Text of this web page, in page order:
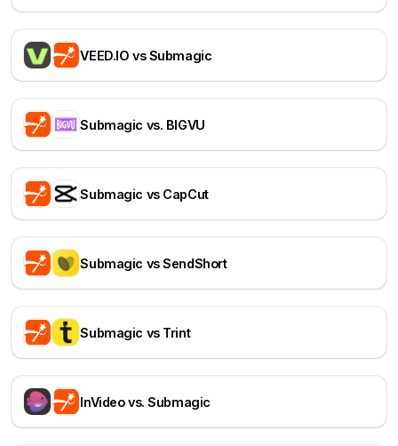
VEED.IO vs Submagic
Submagic vs. BIGVU
Submagic vs CapCut
Submagic vs SendShort
Submagic vs Trint
InVideo vs. Submagic